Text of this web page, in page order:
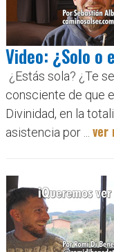
Video: ¿Solo o
¿Estás sola? ¿Te
consciente de que
Divinidad, en la
asistencia por ... ver